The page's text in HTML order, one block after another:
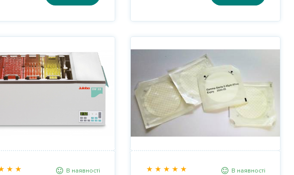
В наявності В наявності